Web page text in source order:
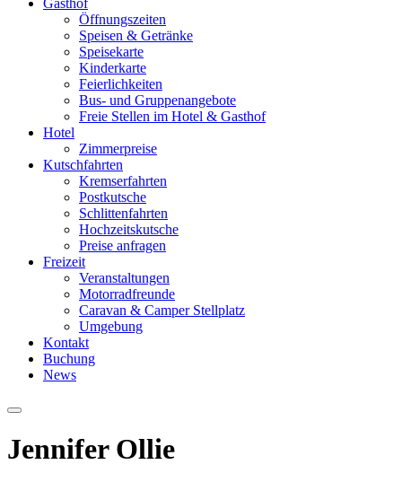
Gasthof
Öffnungszeiten
Speisen & Getränke
Speisekarte
Kinderkarte
Feierlichkeiten
Bus- und Gruppenangebote
Freie Stellen im Hotel & Gasthof
Hotel
Zimmerpreise
Kutschfahrten
Kremserfahrten
Postkutsche
Schlittenfahrten
Hochzeitskutsche
Preise anfragen
Freizeit
Veranstaltungen
Motorradfreunde
Caravan & Camper Stellplatz
Umgebung
Kontakt
Buchung
News
Hauptmenü
Jennifer Ollie